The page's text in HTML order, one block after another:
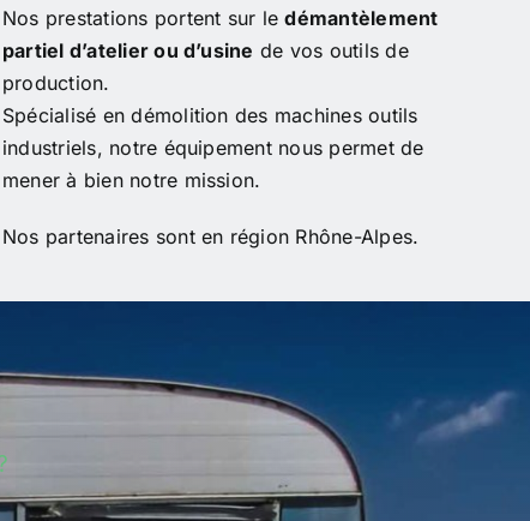
Nos prestations portent sur ledémantèlement
partiel d’atelier ou d’usine de vos outils de
production.
Spécialisé en démolition des machines outils
industriels, notre équipement nous permet de
mener à bien notre mission.
Nos partenaires sont en région Rhône-Alpes.